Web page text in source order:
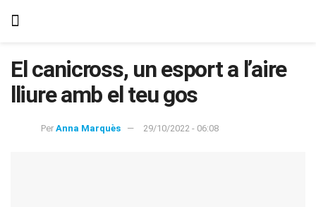
El canicross, un esport a l’aire
lliure amb el teu gos
Per Anna Marquès 29/10/2022 - 06:08